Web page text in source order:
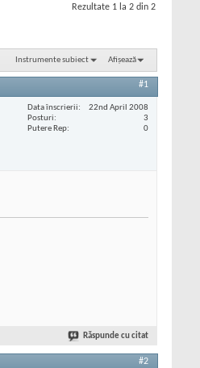
Rezultate 1 la 2 din 2
Instrumente subiect Afișează
#1
Data înscrierii
22nd April 2008
Posturi
3
Putere Rep
0
Răspunde cu citat
#2